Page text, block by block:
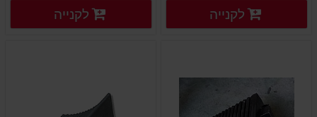
פרטים נוספים פרטים נוספים לקנייה פרטים נוספים
לקנייה